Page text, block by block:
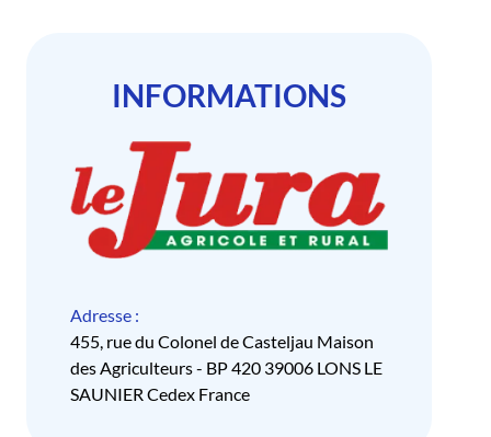
INFORMATIONS
Adresse :
455, rue du Colonel de Casteljau Maison
des Agriculteurs - BP 420 39006 LONS LE
SAUNIER Cedex France